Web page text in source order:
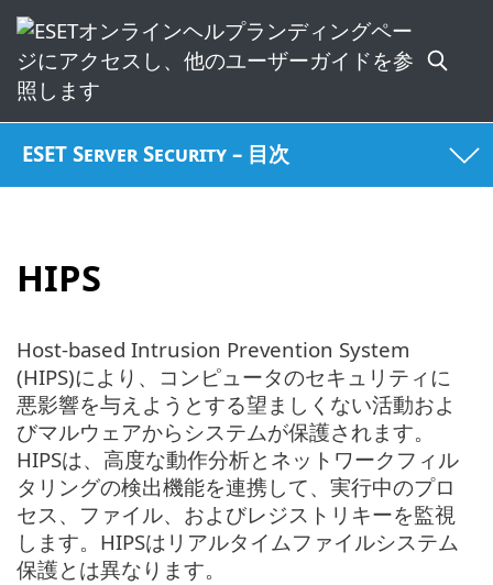
ESET Server Security – 目次
HIPS
Host-based Intrusion Prevention System
(HIPS)により、コンピュータのセキュリティに
悪影響を与えようとする望ましくない活動およ
びマルウェアからシステムが保護されます。
HIPSは、高度な動作分析とネットワークフィル
タリングの検出機能を連携して、実行中のプロ
セス、ファイル、およびレジストリキーを監視
します。HIPSはリアルタイムファイルシステム
保護とは異なります。